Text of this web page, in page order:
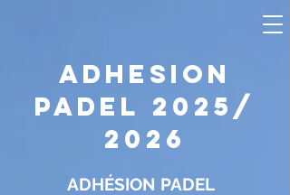
ADHESION
PADEL 2025/
2026
ADHÉSION PADEL